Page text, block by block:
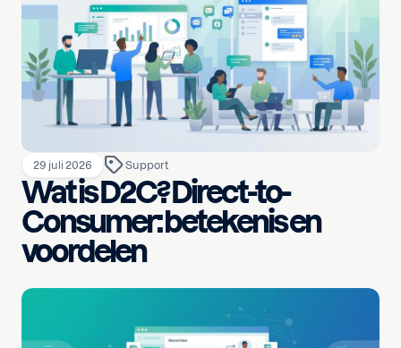
29 juli 2026 Support
Wat is D2C? Direct-to-
Consumer: betekenis en
voordelen